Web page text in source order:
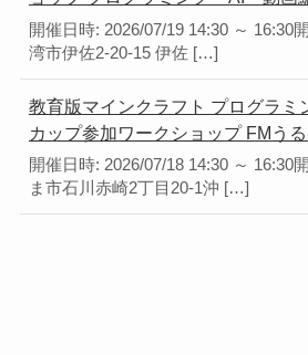
開催日時: 2026/07/19 14:30 ～ 16:30
湾市伊佐2-20-15 伊佐 […]
教育版マインクラフト プログラミ
カップ参加ワークショップ FMうる
開催日時: 2026/07/18 14:30 ～ 16:30
ま市石川赤崎2丁目20-1沖 […]